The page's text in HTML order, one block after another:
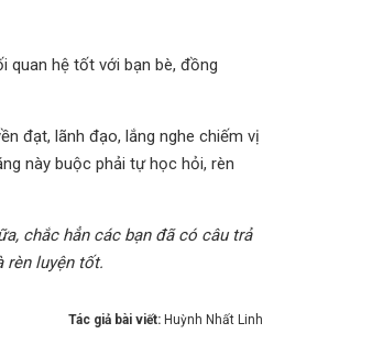
quan hệ tốt với bạn bè, đồng
đạt, lãnh đạo, lắng nghe chiếm vị
này buộc phải tự học hỏi, rèn
chắc hẳn các bạn đã có câu trả
rèn luyện tốt.
Tác giả bài viết: Huỳnh Nhất Linh